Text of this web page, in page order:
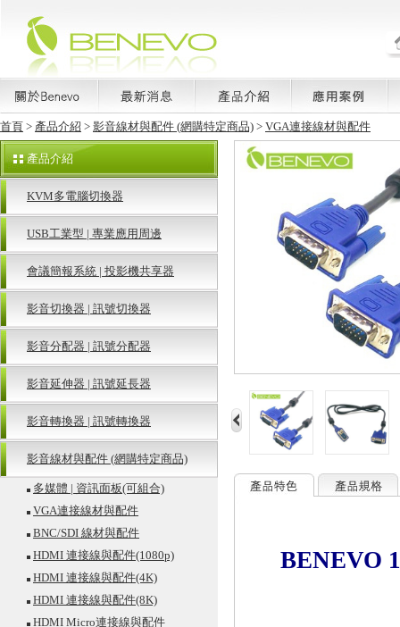
首頁 > 產品介紹 > 影音線材與配件 (網購特定商品) > VGA連接線材與配件
產品介紹
KVM多電腦切換器
USB工業型 | 專業應用周邊
會議簡報系統 | 投影機共享器
影音切換器 | 訊號切換器
影音分配器 | 訊號分配器
影音延伸器 | 訊號延長器
影音轉換器 | 訊號轉換器
影音線材與配件 (網購特定商品)
多媒體 | 資訊面板(可組合)
VGA連接線材與配件
BNC/SDI 線材與配件
HDMI 連接線與配件(1080p)
HDMI 連接線與配件(4K)
HDMI 連接線與配件(8K)
HDMI Micro連接線與配件
BENEVO